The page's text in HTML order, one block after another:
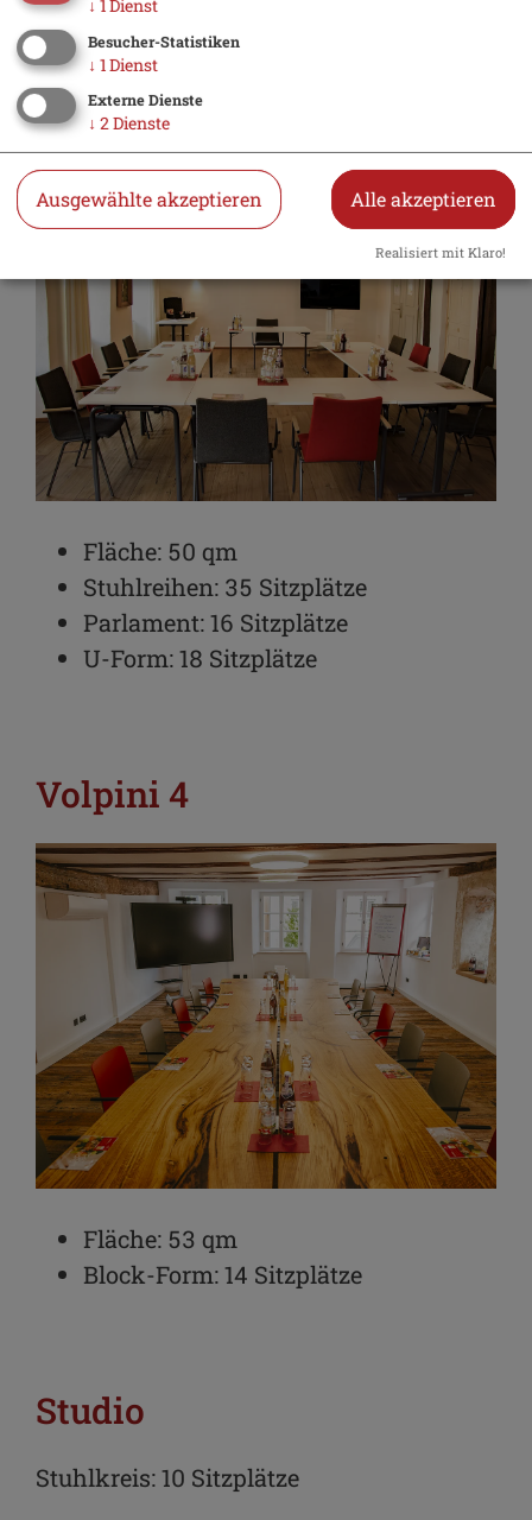
Volpini 3
Fläche: 50 qm
Stuhlreihen: 35 Sitzplätze
Parlament: 16 Sitzplätze
U-Form: 18 Sitzplätze
Volpini 4
Fläche: 53 qm
Block-Form: 14 Sitzplätze
Studio
Stuhlkreis: 10 Sitzplätze
↓ 1 Dienst
Besucher-Statistiken
↓ 1 Dienst
Externe Dienste
↓ 2Dienste
Ausgewählte akzeptieren Alle akzeptieren
Realisiert mit Klaro!